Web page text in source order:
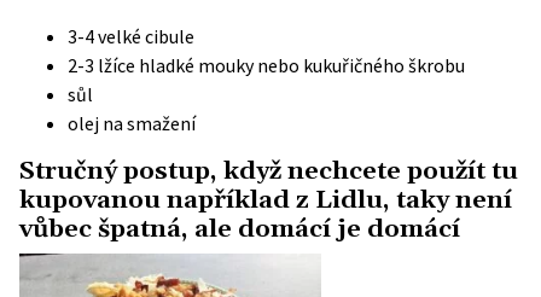
3-4 velké cibule
2-3 lžíce hladké mouky nebo kukuřičného škrobu
sůl
olej na smažení
Stručný postup, když nechcete použít tu
kupovanou například z Lidlu, taky není
vůbec špatná, ale domácí je domácí